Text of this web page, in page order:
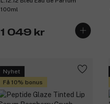
100ml
1 049 kr
Nyhet
Få 10% bonus